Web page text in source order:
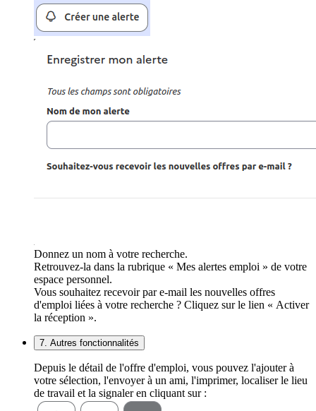
Donnez un nom à votre recherche.
Retrouvez-la dans la rubrique « Mes alertes emploi » de votre
espace personnel.
Vous souhaitez recevoir par e-mail les nouvelles offres
d'emploi liées à votre recherche ? Cliquez sur le lien « Activer
la réception ».
7. Autres fonctionnalités
Depuis le détail de l'offre d'emploi, vous pouvez l'ajouter à
votre sélection, l'envoyer à un ami, l'imprimer, localiser le lieu
de travail et la signaler en cliquant sur :